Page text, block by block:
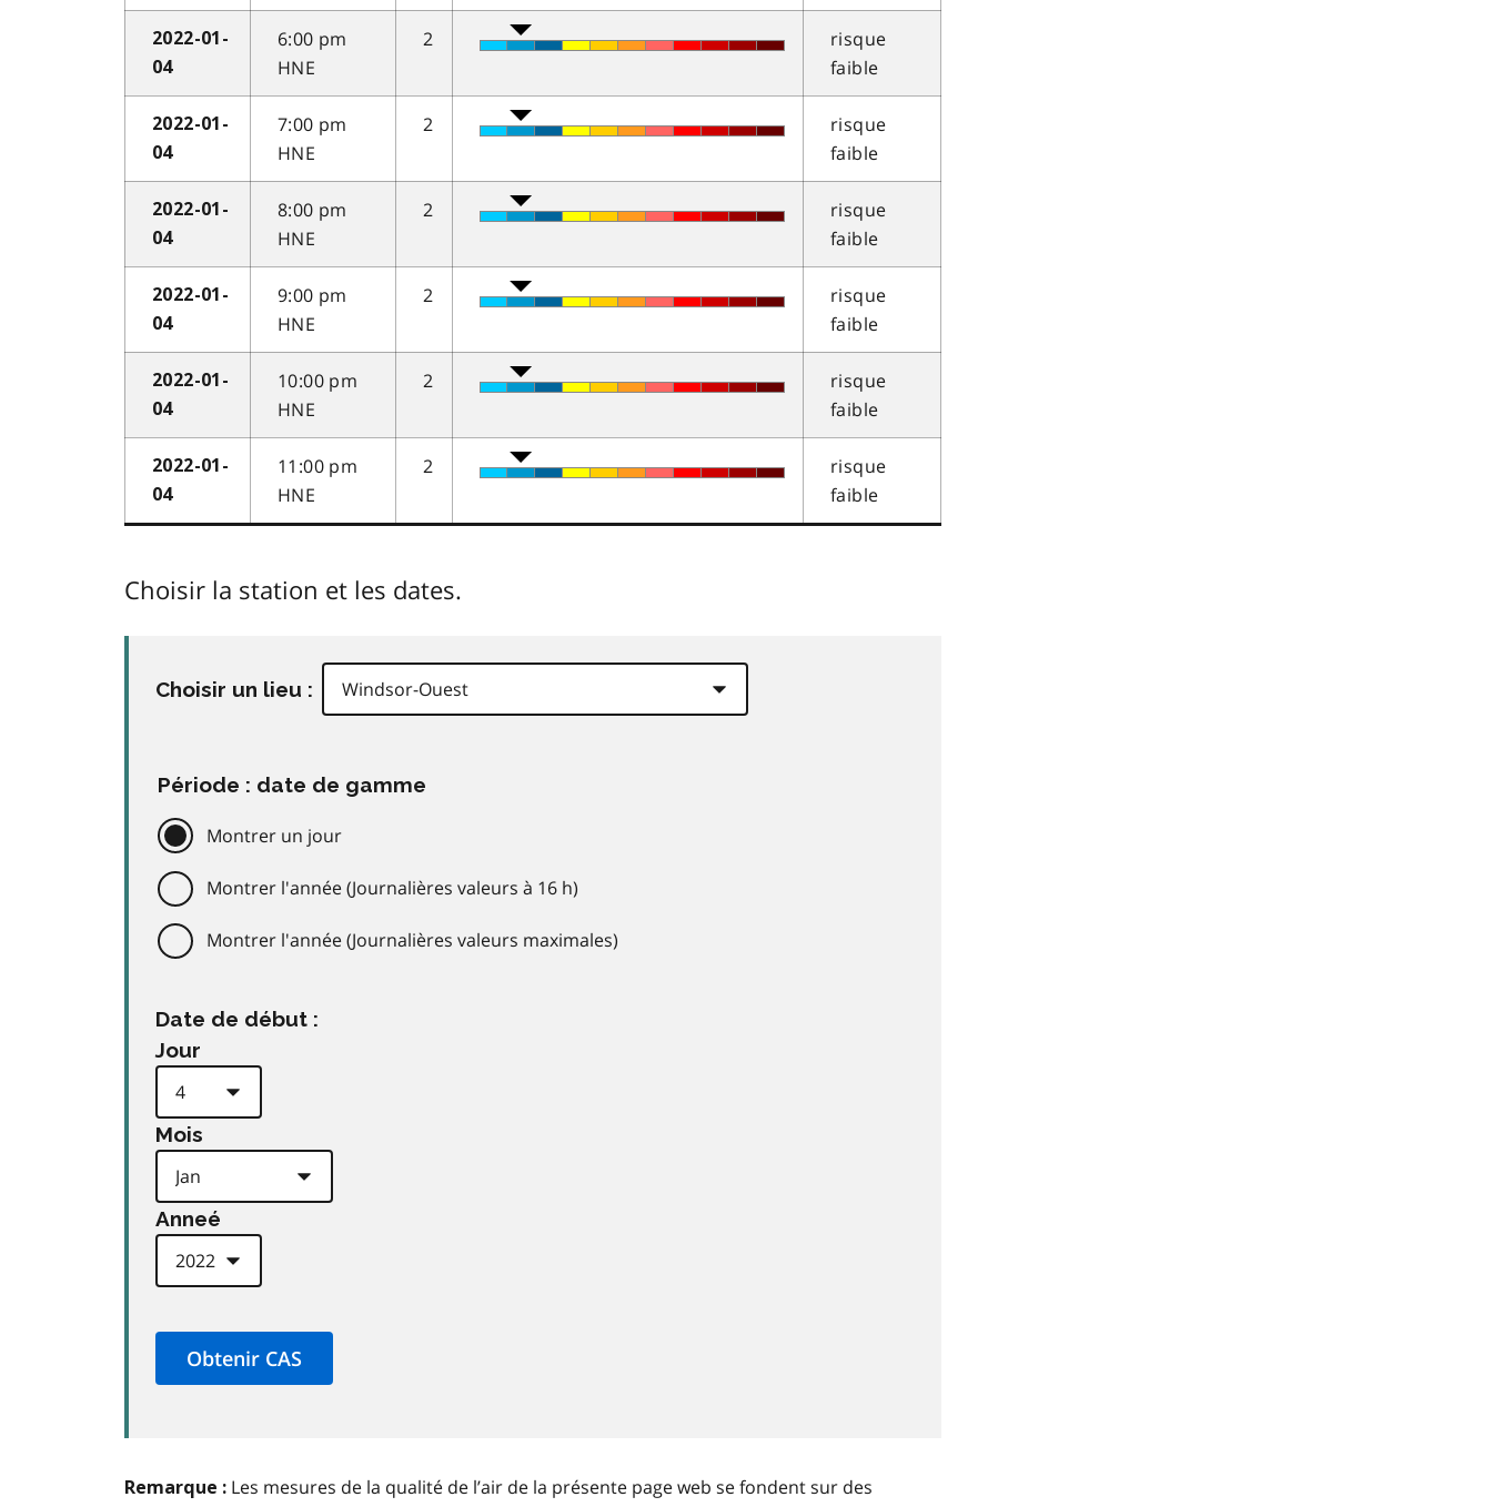
2022-01-
04
6:00 pm
HNE
2
risque
faible
2022-01-
04
7:00 pm
HNE
2
risque
faible
2022-01-
04
8:00 pm
HNE
2
risque
faible
2022-01-
04
9:00 pm
HNE
2
risque
faible
2022-01-
04
10:00 pm
HNE
2
risque
faible
2022-01-
04
11:00 pm
HNE
2
risque
faible
Choisir la station et les dates.
Choisir un lieu :
Période : date de gamme
Montrer un jour
Montrer l'année (Journalières valeurs à 16 h)
Montrer l'année (Journalières valeurs maximales)
Date de début :
Jour
Mois
Anneé
Remarque : Les mesures de la qualité de l’air de la présente page web se fondent sur des